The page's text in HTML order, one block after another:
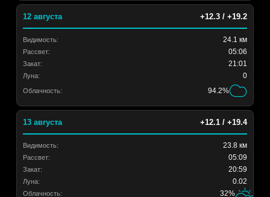
12 августа +12.3 / +19.2
Видимость: 24.1 км
Рассвет: 05:06
Закат: 21:01
Луна: 0
Облачность: 94.2%
13 августа +12.1 / +19.4
Видимость: 23.8 км
Рассвет: 05:09
Закат: 20:59
Луна: 0.02
Облачность: 32%